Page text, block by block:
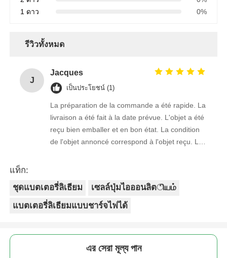
1 ดาว
0%
รีวิวทั้งหมด
J
Jacques
เป็นประโยชน์ (1)
La préparation de la commande a été rapide. La
livraison a été fait à la date prévue. L'objet a été
reçu bien emballer et en bon état. La condition
de l'objet annoncé correspond à l'objet reçu. Le
แท็ก:
ชุดแบตเตอรี่ลิเธียม
เซลล์ปุ่มไอออนลิตியம்
แบตเตอรี่ลิเธียมแบบชาร์จไฟได้
এর সেরা মূল্য পান